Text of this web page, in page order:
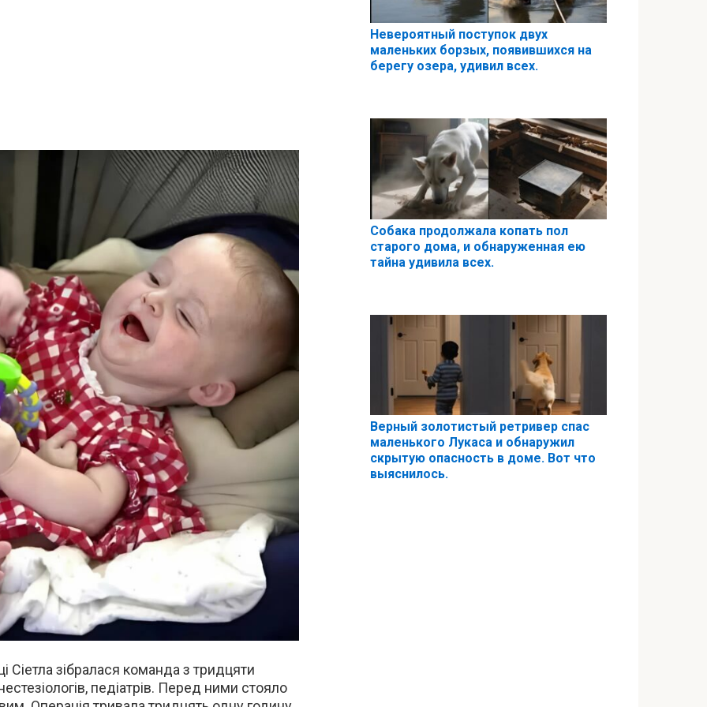
Сіетла зібралася команда з тридцяти
педіатрів. Перед ними стояло
Невероятный поступок двух
маленьких борзых, появившихся на
берегу озера, удивил всех.
Собака продолжала копать пол
старого дома, и обнаруженная ею
тайна удивила всех.
Верный золотистый ретривер спас
маленького Лукаса и обнаружил
скрытую опасность в доме. Вот что
выяснилось.